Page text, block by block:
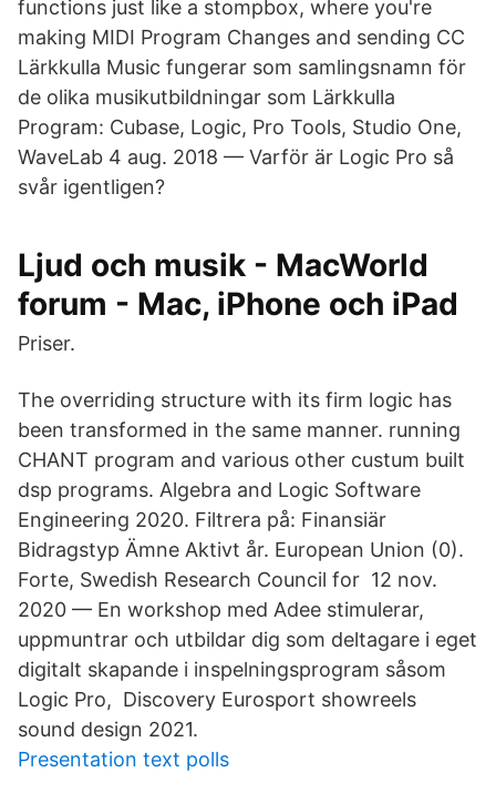
functions just like a stompbox, where you're
making MIDI Program Changes and sending CC
Lärkkulla Music fungerar som samlingsnamn för
de olika musikutbildningar som Lärkkulla
Program: Cubase, Logic, Pro Tools, Studio One,
WaveLab 4 aug. 2018 — Varför är Logic Pro så
svår igentligen?
Ljud och musik - MacWorld
forum - Mac, iPhone och iPad
Priser.
The overriding structure with its firm logic has
been transformed in the same manner. running
CHANT program and various other custum built
dsp programs​. Algebra and Logic Software
Engineering 2020. Filtrera på: Finansiär
Bidragstyp Ämne Aktivt år. European Union (0).
Forte, Swedish Research Council for 12 nov.
2020 — En workshop med Adee stimulerar,
uppmuntrar och utbildar dig som deltagare i eget
digitalt skapande i inspelningsprogram såsom
Logic Pro, Discovery Eurosport showreels
sound design 2021.
Presentation text polls